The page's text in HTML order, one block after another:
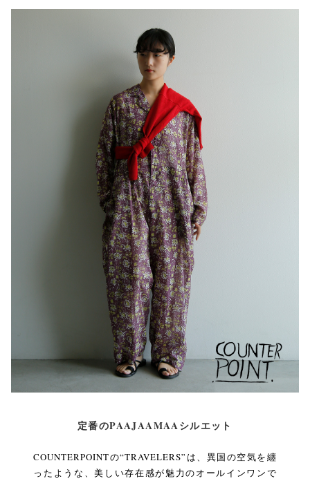
定番のPAAJAAMAAシルエット
COUNTERPOINTの“TRAVELERS”は、異国の空気を纏
ったような、美しい存在感が魅力のオールインワンで